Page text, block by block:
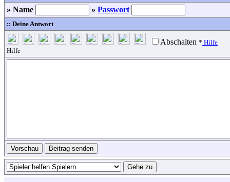
» Name » Passwort
:: Deine Antwort
Abschalten * Hilfe
Hilfe